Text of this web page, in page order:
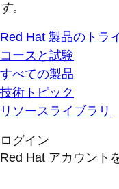
す。
Red Hat 製品のトラ
コースと試験
すべての製品
技術トピック
リソースライブラリ
ログイン
Red Hat アカウント